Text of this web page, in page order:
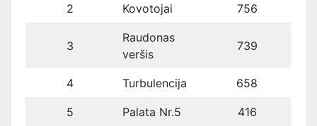
2 Kovotojai 756
3
Raudonas
veršis
739
4 Turbulencija 658
5 Palata Nr.5 416